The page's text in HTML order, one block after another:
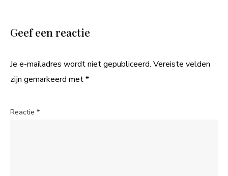
Geef een reactie
Je e-mailadres wordt niet gepubliceerd. Vereiste velden
zijn gemarkeerd met*
Reactie *